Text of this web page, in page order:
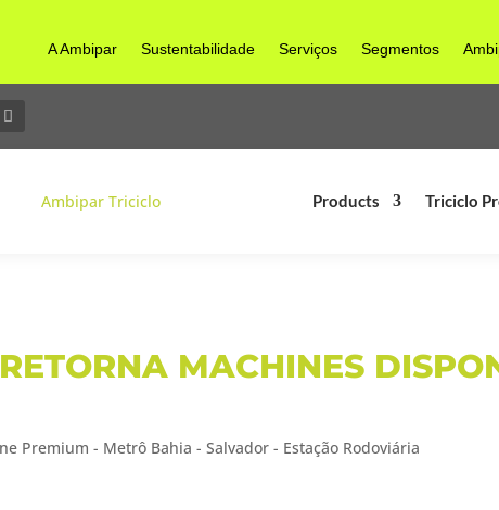
A Ambipar Sustentabilidade Serviços Segmentos
Products Triciclo
RETORNA MACHINES